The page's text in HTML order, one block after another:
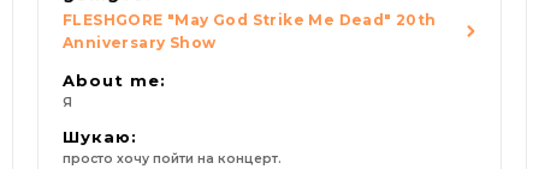
FLESHGORE "May God Strike Me Dead" 20th
Anniversary Show
About me:
Я
Шукаю:
просто хочу пойти на концерт.